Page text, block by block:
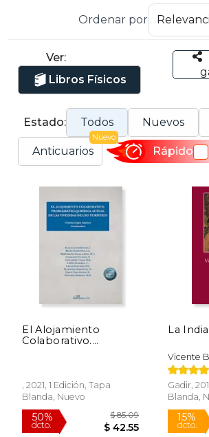
Ordenar por
Ver:
Libros Físicos
Estado: Todos Nuevos
Anticuarios
Nuevo
Rápido
El Alojamiento
Colaborativo.
Turístico
, 2021, 1 Edición, Tapa
Blanda, Nuevo
La India
Vicente
Gadir,
Blanda,